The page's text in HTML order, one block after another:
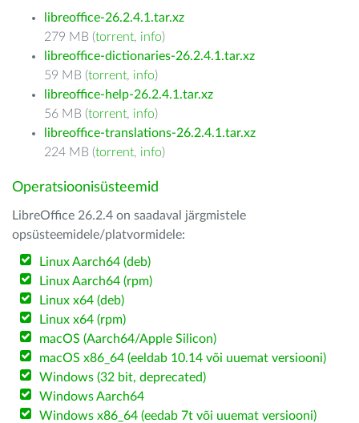
libreoffice-26.2.4.1.tar.xz
279 MB (torrent, info)
libreoffice-dictionaries-26.2.4.1.tar.xz
59 MB (torrent, info)
libreoffice-help-26.2.4.1.tar.xz
56 MB (torrent, info)
libreoffice-translations-26.2.4.1.tar.xz
224 MB (torrent, info)
Operatsioonisüsteemid
LibreOffice 26.2.4 on saadaval järgmistele
opsüsteemidele/platvormidele:
Linux Aarch64 (deb)
Linux Aarch64 (rpm)
Linux x64 (deb)
Linux x64 (rpm)
macOS (Aarch64/Apple Silicon)
macOS x86_64 (eeldab 10.14 või uuemat versiooni)
Windows (32 bit, deprecated)
Windows Aarch64
Windows x86_64 (eedab 7t või uuemat versiooni)